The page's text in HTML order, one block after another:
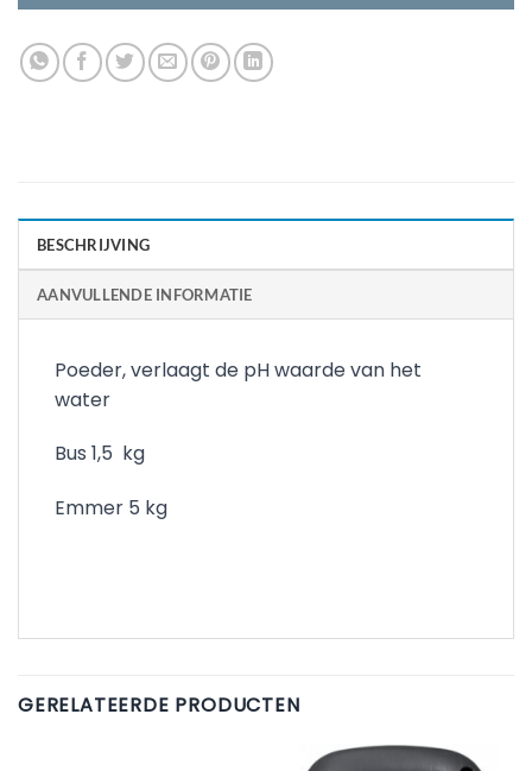
BESCHRIJVING
AANVULLENDE INFORMATIE
Poeder, verlaagt de pH waarde van het
water
Bus 1,5 kg
Emmer 5 kg
GERELATEERDE PRODUCTEN